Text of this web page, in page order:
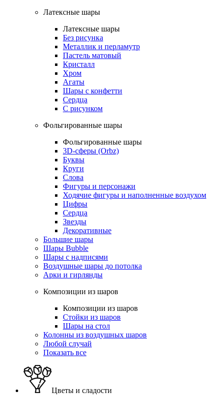
Латексные шары
Латексные шары
Без рисунка
Металлик и перламутр
Пастель матовый
Кристалл
Хром
Агаты
Шары с конфетти
Сердца
С рисунком
Фольгированные шары
Фольгированные шары
3D-сферы (Orbz)
Буквы
Круги
Слова
Фигуры и персонажи
Ходячие фигуры и наполненные воздухом
Цифры
Сердца
Звезды
Декоративные
Большие шары
Шары Bubble
Шары с надписями
Воздушные шары до потолка
Арки и гирлянды
Композиции из шаров
Композиции из шаров
Стойки из шаров
Шары на стол
Колонны из воздушных шаров
Любой случай
Показать все
Цветы и сладости